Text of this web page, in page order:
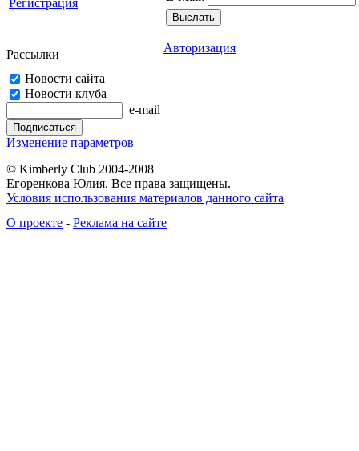
Регистрация
Рассылки
Новости сайта
Новости клуба
e-mail
Изменение параметров
Авторизация
© Kimberly Club 2004-2008
Егоренкова Юлия. Все права защищены.
Условия использования материалов данного сайта
О проекте - Реклама на сайте